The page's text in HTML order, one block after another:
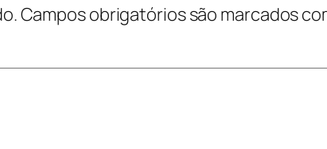
Campos obrigatórios são marcados